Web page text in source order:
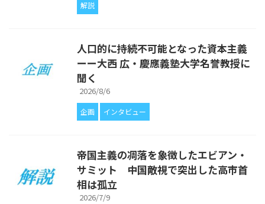
解説
人口的に持続不可能となった資本主義
ーー大西 広・慶應義塾大学名誉教授に
聞く
2026/8/6
企画 インタビュー
帝国主義の凋落を象徴したエビアン・
サミット 中国敵視で突出した高市首
相は孤立
2026/7/9